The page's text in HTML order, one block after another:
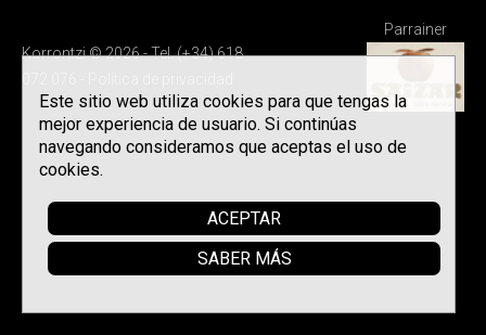
Korrontzi © 2026 - Tel. (+34) 618
Parrainer
Este sitio web utiliza cookies para que tengas la
mejor experiencia de usuario. Si continúas
navegando consideramos que aceptas el uso de
cookies.
ACEPTAR
SABER MÁS